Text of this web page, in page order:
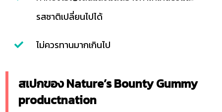
รสชาติเปลี่ยนไปได้
ไม่ควรทานมากเกินไป
สเปกของ Nature’s Bounty Gummy
productnation